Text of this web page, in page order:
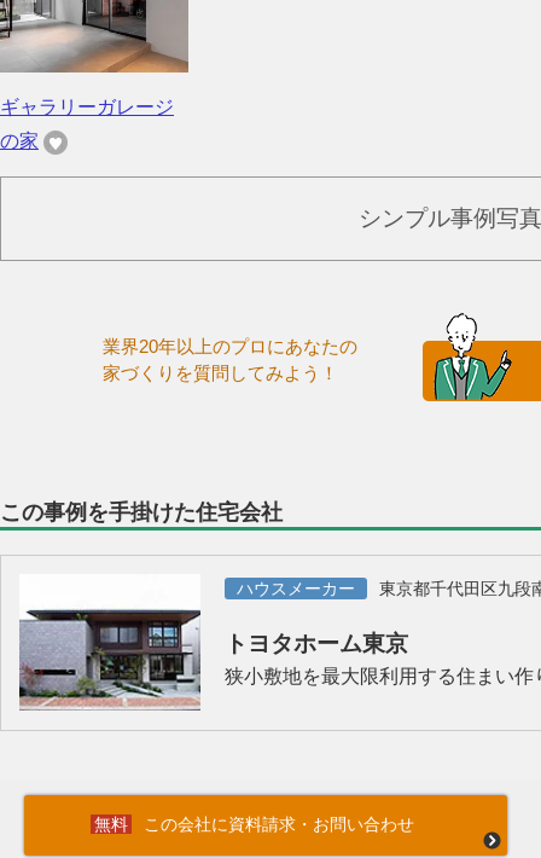
ギャラリーガレージ
の家
シンプル事例写
業界20年以上のプロにあなたの
家づくりを質問してみよう！
この事例を手掛けた住宅会社
ハウスメーカー 東京都千代田区九段
トヨタホーム東京
狭小敷地を最大限利用する住まい作
この会社に資料請求・お問い合わせ